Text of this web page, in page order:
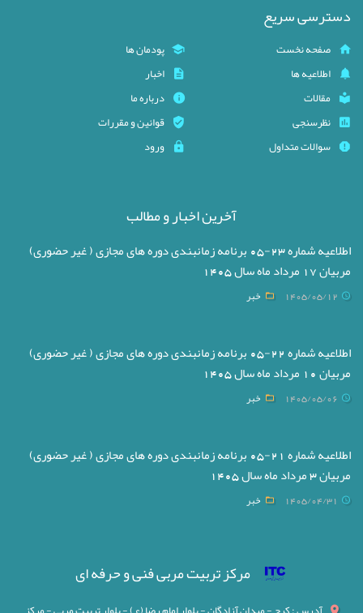
دسترسی سریع
صفحه نخست
پودمان ها
اطلاعیه ها
اخبار
مقالات
درباره ما
نظرسنجی
قوانین و مقررات
سوالات متداول
ورود
آخرین اخبار و مطالب
اطلاعیه شماره 23-05 برنامه زمانبندی دوره های مجازی ( غیر حضوری)
مربیان 17 مرداد ماه سال 1405
1405/05/12 خبر
اطلاعیه شماره 22-05 برنامه زمانبندی دوره های مجازی ( غیر حضوری)
مربیان 10 مرداد ماه سال 1405
1405/05/06 خبر
اطلاعیه شماره 21-05 برنامه زمانبندی دوره های مجازی ( غیر حضوری)
مربیان 3 مرداد ماه سال 1405
1405/04/31 خبر
مرکز تربیت مربی فنی و حرفه ای